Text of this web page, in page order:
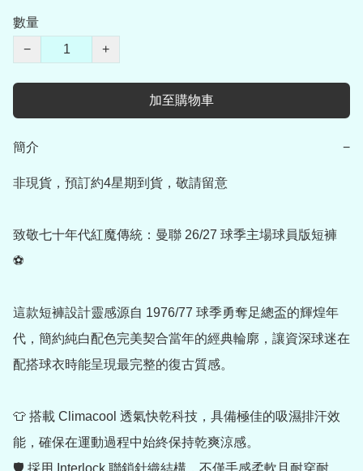
數量
−
+
加至購物車
簡介 −
非現貨，預訂約4星期到貨，敬請留意
致敬七十年代紅魔傳統：曼聯 26/27 球季主場球員版短褲
⚽
這款短褲設計靈感源自 1976/77 球季勇奪足總盃的輝煌年
代，簡約純白配色完美契合當年的經典輪廓，讓資深球迷在
配搭球衣時能呈現最完整的復古質感。
👕 搭載 Climacool 透氣快乾科技，具備極佳的吸濕排汗效
能，確保在運動過程中始終保持乾爽涼感。